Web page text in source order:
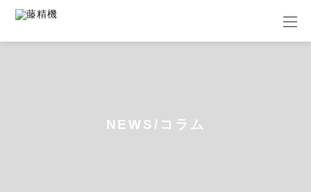
NEWS/コラム